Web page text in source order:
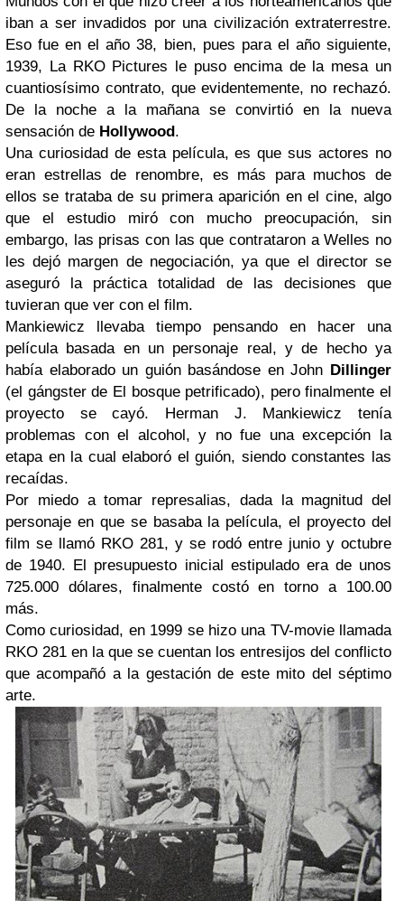
iban a ser invadidos por una civilización extraterrestre.
Eso fue en el año 38, bien, pues para el año siguiente,
1939, La RKO Pictures le puso encima de la mesa un
cuantiosísimo contrato, que evidentemente, no rechazó.
De la noche a la mañana se convirtió en la nueva
sensación de Hollywood .
Una curiosidad de esta película, es que sus actores no
eran estrellas de renombre, es más para muchos de
ellos se trataba de su primera aparición en el cine, algo
que el estudio miró con mucho preocupación, sin
embargo, las prisas con las que contrataron a Welles no
les dejó margen de negociación, ya que el director se
aseguró la práctica totalidad de las decisiones que
tuvieran que ver con el film.
Mankiewicz llevaba tiempo pensando en hacer una
película basada en un personaje real, y de hecho ya
había elaborado un guión basándose en John Dillinger
(el gángster de El bosque petrificado), pero finalmente el
proyecto se cayó. Herman J. Mankiewicz tenía
problemas con el alcohol, y no fue una excepción la
etapa en la cual elaboró el guión, siendo constantes las
recaídas.
Por miedo a tomar represalias, dada la magnitud del
personaje en que se basaba la película, el proyecto del
film se llamó RKO 281, y se rodó entre junio y octubre
de 1940. El presupuesto inicial estipulado era de unos
725.000 dólares, finalmente costó en torno a 100.00
más.
Como curiosidad, en 1999 se hizo una TV-movie llamada
RKO 281 en la que se cuentan los entresijos del conflicto
que acompañó a la gestación de este mito del séptimo
arte.